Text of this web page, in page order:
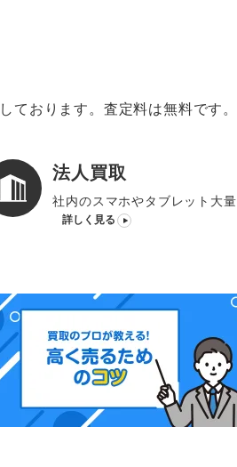
ております。査定料は無料です。
法人買取
社内のスマホやタブレット大
詳しく見る